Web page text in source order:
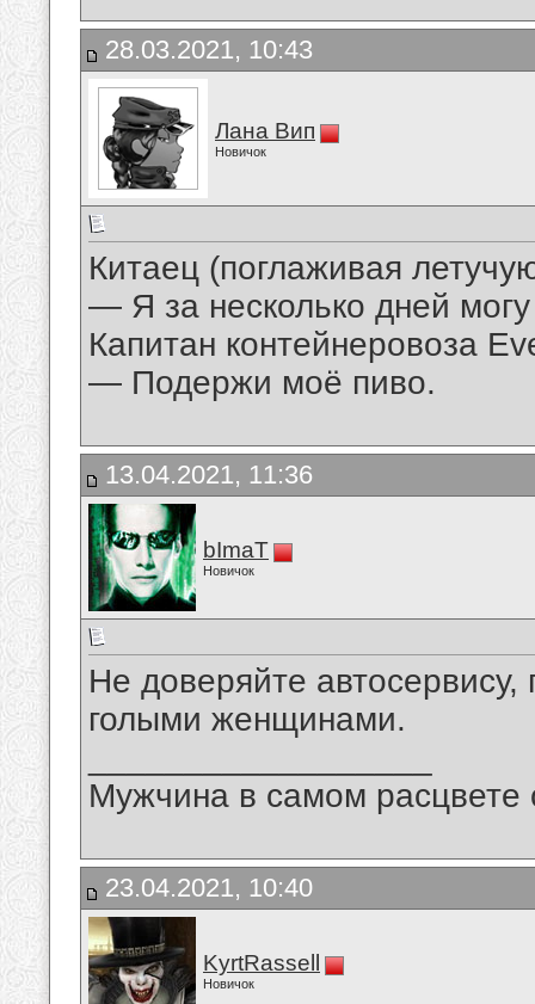
28.03.2021, 10:43
Лана Вип
Новичок
Китаец (поглаживая
— Я за несколько дней
Капитан контейнеровоза
— Подержи моё пиво.
13.04.2021, 11:36
bImaT
Новичок
Не доверяйте автосервису,
голыми женщинами.
Мужчина в самом расцвете
23.04.2021, 10:40
KyrtRassell
Новичок